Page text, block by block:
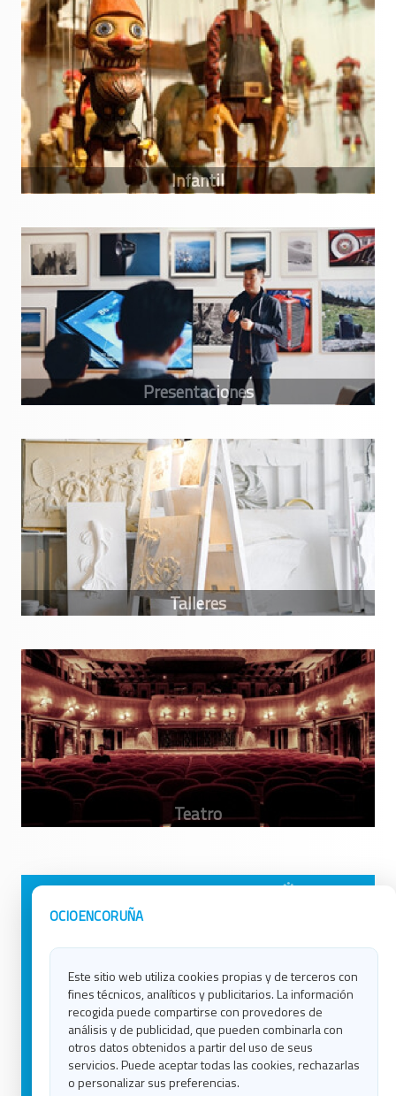
OCIOENCORUÑA
Este sitio web utiliza cookies propias y de terceros con
fines técnicos, analíticos y publicitarios. La información
recogida puede compartirse con provedores de
análisis y de publicidad, que pueden combinarla con
otros datos obtenidos a partir del uso de seus
servicios. Puede aceptar todas las cookies, rechazarlas
o personalizar sus preferencias.
Avisos Legales
Contacto
Política de Cookies
Ocio en Lugo
Ocio en Ourense
Ocio en Pontevedra
Ocio en Santiago
Ocio en Vigo
Blog